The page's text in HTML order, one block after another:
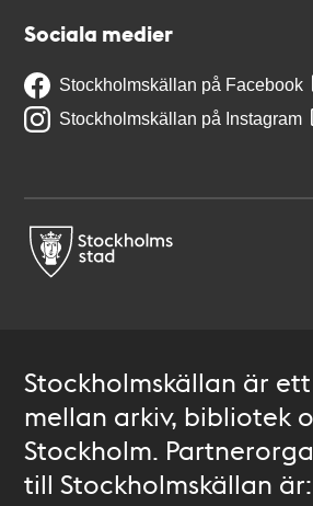
Sociala medier
Stockholmskällan på Facebook
Stockholmskällan på Instagram
Stockholmskällan är
mellan arkiv, bibliotek
Stockholm.
till Stockholmskällan är: